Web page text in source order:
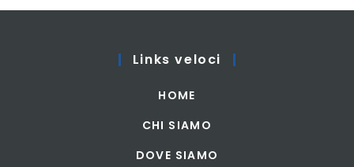
Links veloci
HOME
CHI SIAMO
DOVE SIAMO